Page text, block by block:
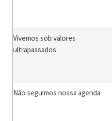
Vivemos sob valores
ultrapassados
Não seguimos nossa agenda